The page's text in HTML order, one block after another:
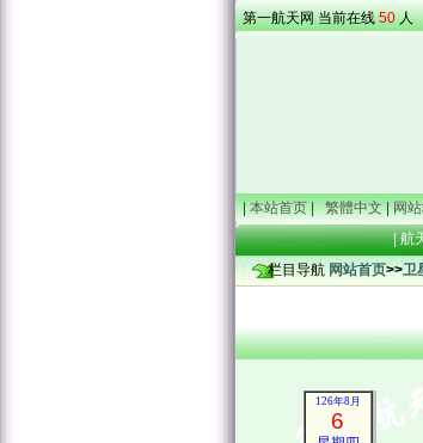
第一航天网 当前在线 50 人
| 本站首页 | 繁體中文 | 网
| 航
栏目导航 网站首页>>卫
126年8月
6